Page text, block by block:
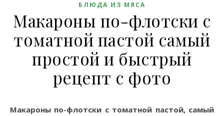
БЛЮДА ИЗ МЯСА
Макароны по-флотски с
томатной пастой самый
простой и быстрый
рецепт с фото
Макароны по-флотски с томатной пастой, самый